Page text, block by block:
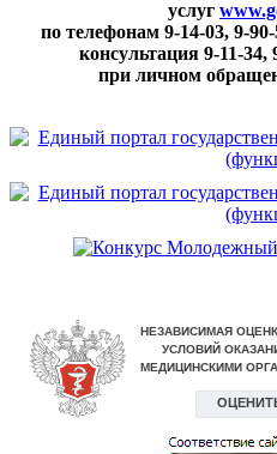
услуг
по телефонам 9-14-03, 9-
консультация 9-11-34,
при личном